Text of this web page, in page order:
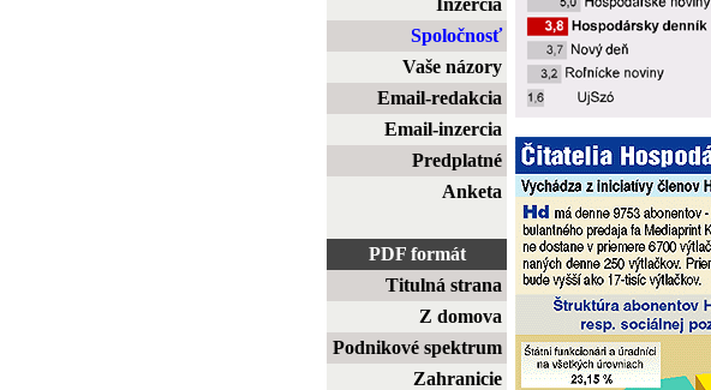
Inzercia
Spoločnosť
Vaše názory
Email-redakcia
Email-inzercia
Predplatné
Anketa
PDF formát
Titulná strana
Z domova
Podnikové spektrum
Zahranicie